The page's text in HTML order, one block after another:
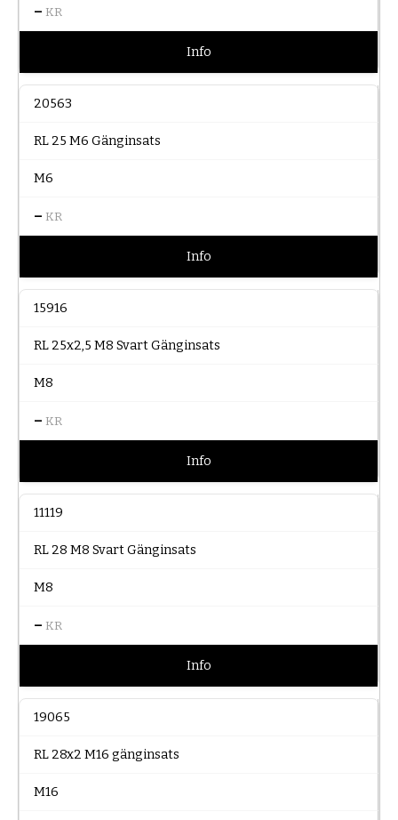
– KR
Info
20563
RL 25 M6 Gänginsats
M6
– KR
Info
15916
RL 25x2,5 M8 Svart Gänginsats
M8
– KR
Info
11119
RL 28 M8 Svart Gänginsats
M8
– KR
Info
19065
RL 28x2 M16 gänginsats
M16